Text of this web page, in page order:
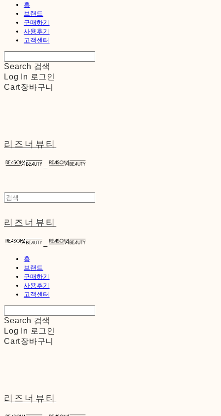
홈
브랜드
구매하기
사용후기
고객센터
Search 검색
Log In 로그인
Cart장바구니
리즈너뷰티
리즈너뷰티
홈
브랜드
구매하기
사용후기
고객센터
Search 검색
Log In 로그인
Cart장바구니
리즈너뷰티